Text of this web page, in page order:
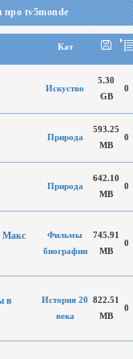
tv5monde
Кат
Искуство
5.30
GB
0
Природа
593.25
MB
0
Природа
642.10
MB
0
Макс
Фильмы
биографии
745.91
MB
0
в
История 20
века
822.51
MB
0